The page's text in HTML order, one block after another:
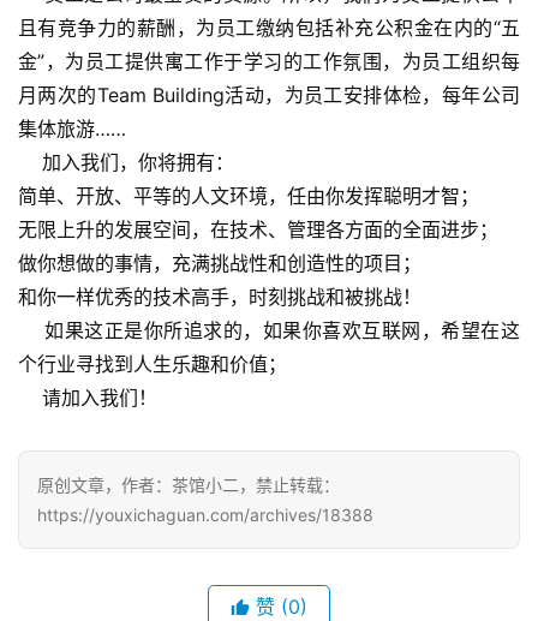
戏
业
界
机
游
戏
单
游
休
闲
游
且有竞争力的薪酬，为员工缴纳包括补充公积金在内的“五
金”，为员工提供寓工作于学习的工作氛围，为员工组织每
月两次的Team Building活动，为员工安排体检，每年公司
集体旅游……
    加入我们，你将拥有：
简单、开放、平等的人文环境，任由你发挥聪明才智；
无限上升的发展空间，在技术、管理各方面的全面进步；
做你想做的事情，充满挑战性和创造性的项目；
和你一样优秀的技术高手，时刻挑战和被挑战！
个行业寻找到人生乐趣和价值；
    请加入我们！
原创文章，作者：茶馆小二，禁止转载：
https://youxichaguan.com/archives/18388
赞 (0)